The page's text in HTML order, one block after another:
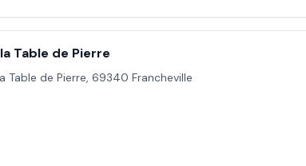
Table de Pierre
Table de Pierre, 69340 Francheville